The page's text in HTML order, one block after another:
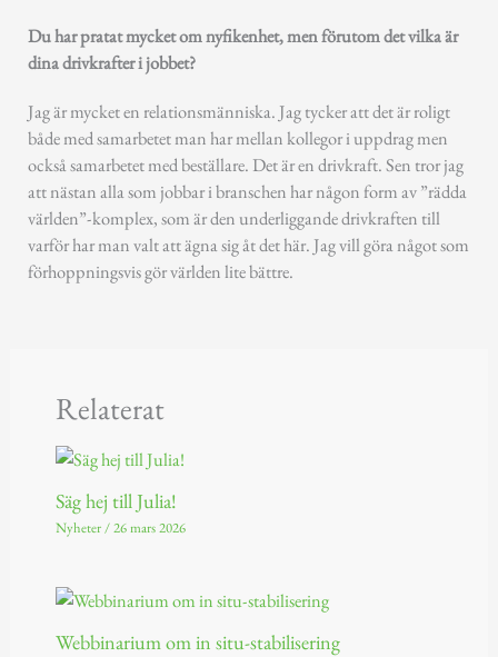
Du har pratat mycket om nyfikenhet, men förutom det vilka är
dina drivkrafter i jobbet?
Jag är mycket en relationsmänniska. Jag tycker att det är roligt
både med samarbetet man har mellan kollegor i uppdrag men
också samarbetet med beställare. Det är en drivkraft. Sen tror jag
att nästan alla som jobbar i branschen har någon form av ”rädda
världen”-komplex, som är den underliggande drivkraften till
varför har man valt att ägna sig åt det här. Jag vill göra något som
förhoppningsvis gör världen lite bättre.
Relaterat
Säg hej till Julia!
Nyheter/26 mars 2026
Webbinarium om in situ-stabilisering